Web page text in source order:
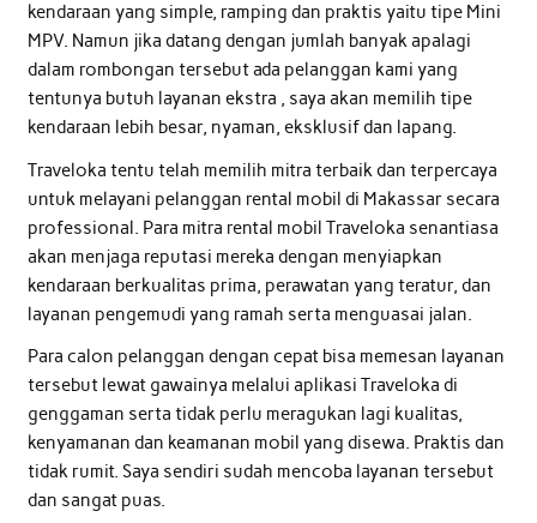
kendaraan yang simple, ramping dan praktis yaitu tipe Mini
MPV. Namun jika datang dengan jumlah banyak apalagi
dalam rombongan tersebut ada pelanggan kami yang
tentunya butuh layanan ekstra , saya akan memilih tipe
kendaraan lebih besar, nyaman, eksklusif dan lapang.
Traveloka tentu telah memilih mitra terbaik dan terpercaya
untuk melayani pelanggan rental mobil di Makassar secara
professional. Para mitra rental mobil Traveloka senantiasa
akan menjaga reputasi mereka dengan menyiapkan
kendaraan berkualitas prima, perawatan yang teratur, dan
layanan pengemudi yang ramah serta menguasai jalan.
Para calon pelanggan dengan cepat bisa memesan layanan
tersebut lewat gawainya melalui aplikasi Traveloka di
genggaman serta tidak perlu meragukan lagi kualitas,
kenyamanan dan keamanan mobil yang disewa. Praktis dan
tidak rumit. Saya sendiri sudah mencoba layanan tersebut
dan sangat puas.